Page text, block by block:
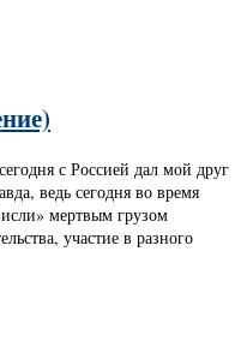
с Россией дал мой друг
ведь сегодня во время
мертвым грузом
участие в разного